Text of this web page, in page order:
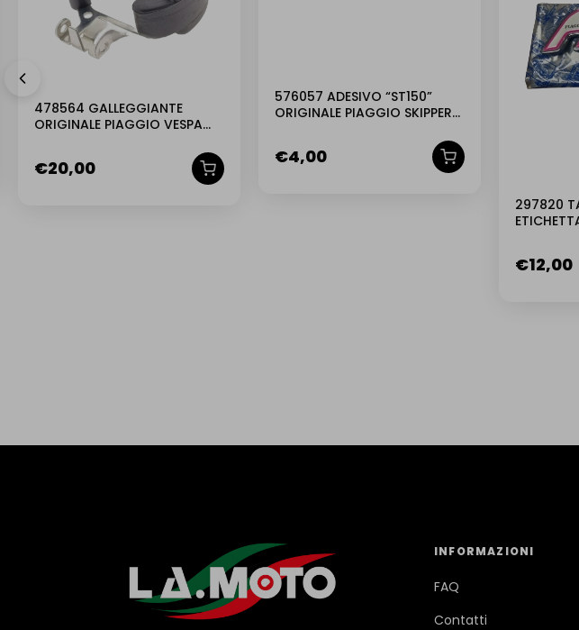
478564 GALLEGGIANTE
ORIGINALE PIAGGIO VESPA
€20,00
576057 ADESIVO “ST150”
ORIGINALE PIAGGIO SKIPPER
€4,00
297820
€12,00
INFORMAZIONI
FAQ
Contatti